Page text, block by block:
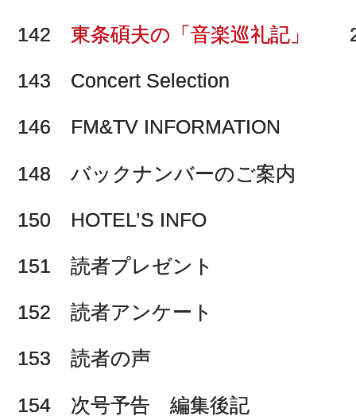
142 東条碩夫の「音楽巡礼記」
143 Concert Selection
146 FM&TV INFORMATION
148 バックナンバーのご案内
150 HOTEL’S INFO
151 読者プレゼント
152 読者アンケート
153 読者の声
154 次号予告 編集後記